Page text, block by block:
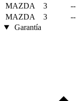
MAZDA
3 --
MAZDA
3 --
Garantía